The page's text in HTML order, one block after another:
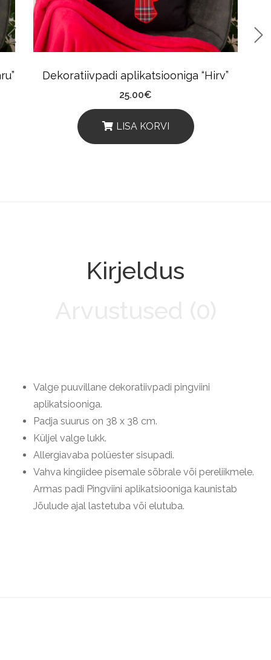
Dekoratiivpadi aplikatsiooniga “Hirv”
25.00€
LISA KORVI
Kirjeldus
Valge puuvillane dekoratiivpadi pingviini
aplikatsiooniga.
Padja suurus on 38 x 38 cm.
Küljel valge lukk.
Allergiavaba polüester sisupadi.
Vahva kingiidee pisemale sõbrale või pereliikmele.
Armas padi Pingviini aplikatsiooniga kaunistab
Jõulude ajal lastetuba või elutuba.